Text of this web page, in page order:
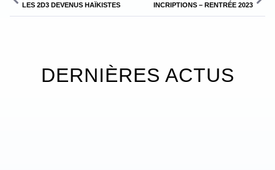
LES 2D3 DEVENUS HAÏKISTES
INCRIPTIONS – RENTRÉE 2023
DERNIÈRES ACTUS